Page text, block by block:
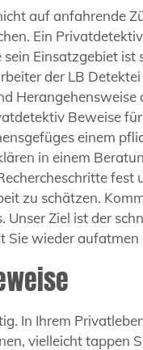
auf anfahrende
Ein
Einsatzgebiet ist
der LB
Herangehensweise
Beweise
einem
in einem
fest
zu schätzen.
Ziel ist der
Sie wieder aufatmen
In Ihrem
vielleicht tappen